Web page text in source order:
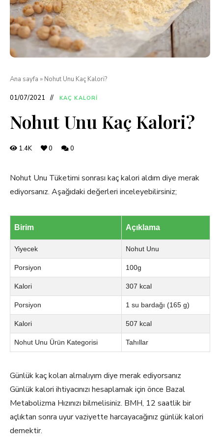
Ana sayfa » Nohut Unu Kaç Kalori?
01/07/2021 KAÇ KALORI
Nohut Unu Kaç Kalori?
1.4K 0 0
Nohut Unu Tüketimi sonrası kaç kalori aldım diye merak
ediyorsanız. Aşağıdaki değerleri inceleyebilirsiniz;
Birim Açıklama
Yiyecek Nohut Unu
Porsiyon 100g
Kalori 307 kcal
Porsiyon 1 su bardağı (165 g)
Kalori 507 kcal
Nohut Unu Ürün Kategorisi Tahıllar
Günlük kaç koları almalıyım diye merak ediyorsanız
Günlük kalori ihtiyacınızı hesaplamak için önce Bazal
Metabolizma Hızınızı bilmelisiniz. BMH, 12 saatlik bir
açlıktan sonra uyur vaziyette harcayacağınız günlük kalori
demektir.